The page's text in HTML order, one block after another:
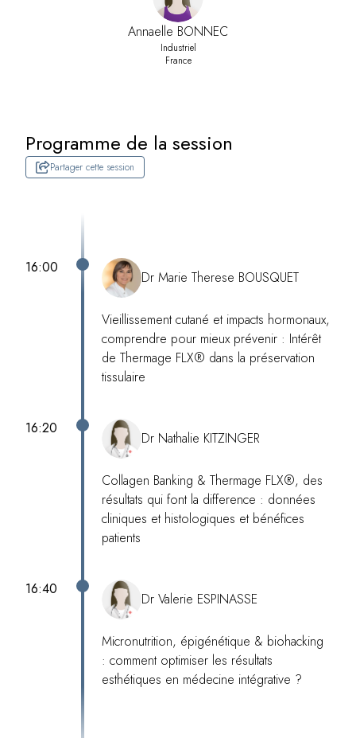
Annaelle BONNEC
Industriel
France
Programme de la session
Partager cette session
16:00
Dr Marie Therese BOUSQUET
Vieillissement cutané et impacts hormonaux,
comprendre pour mieux prévenir : Intérêt
de Thermage FLX® dans la préservation
tissulaire
16:20
Dr Nathalie KITZINGER
Collagen Banking & Thermage FLX®, des
résultats qui font la difference : données
cliniques et histologiques et bénéfices
patients
16:40
Dr Valerie ESPINASSE
Micronutrition, épigénétique & biohacking
: comment optimiser les résultats
esthétiques en médecine intégrative ?